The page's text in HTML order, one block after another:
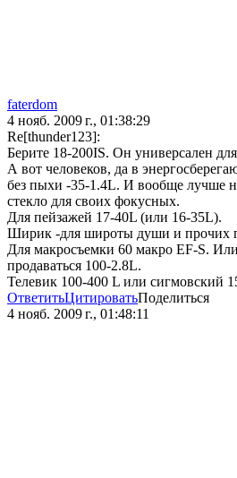
faterdom
4 нояб. 2009 г., 01:38:29
Re[thunder123]:
Берите 18-200IS. Он универсален
А вот человеков, да в
без пыхи -35-1.4L. И вообще лучше
стекло для своих фокусных.
Для пейзажей 17-40L (или 16-35L).
Ширик -для широты души и прочих
Для макросъемки 60 макро EF-S.
продаваться 100-2.8L.
Телевик 100-400 L или сигмовский
ОтветитьЦитироватьПоделиться
4 нояб. 2009 г., 01:48:11